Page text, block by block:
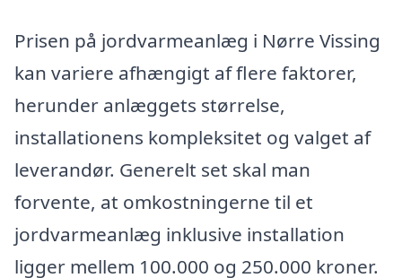
Prisen på jordvarmeanlæg i Nørre Vissing
kan variere afhængigt af flere faktorer,
herunder anlæggets størrelse,
installationens kompleksitet og valget af
leverandør. Generelt set skal man
forvente, at omkostningerne til et
jordvarmeanlæg inklusive installation
ligger mellem 100.000 og 250.000 kroner.